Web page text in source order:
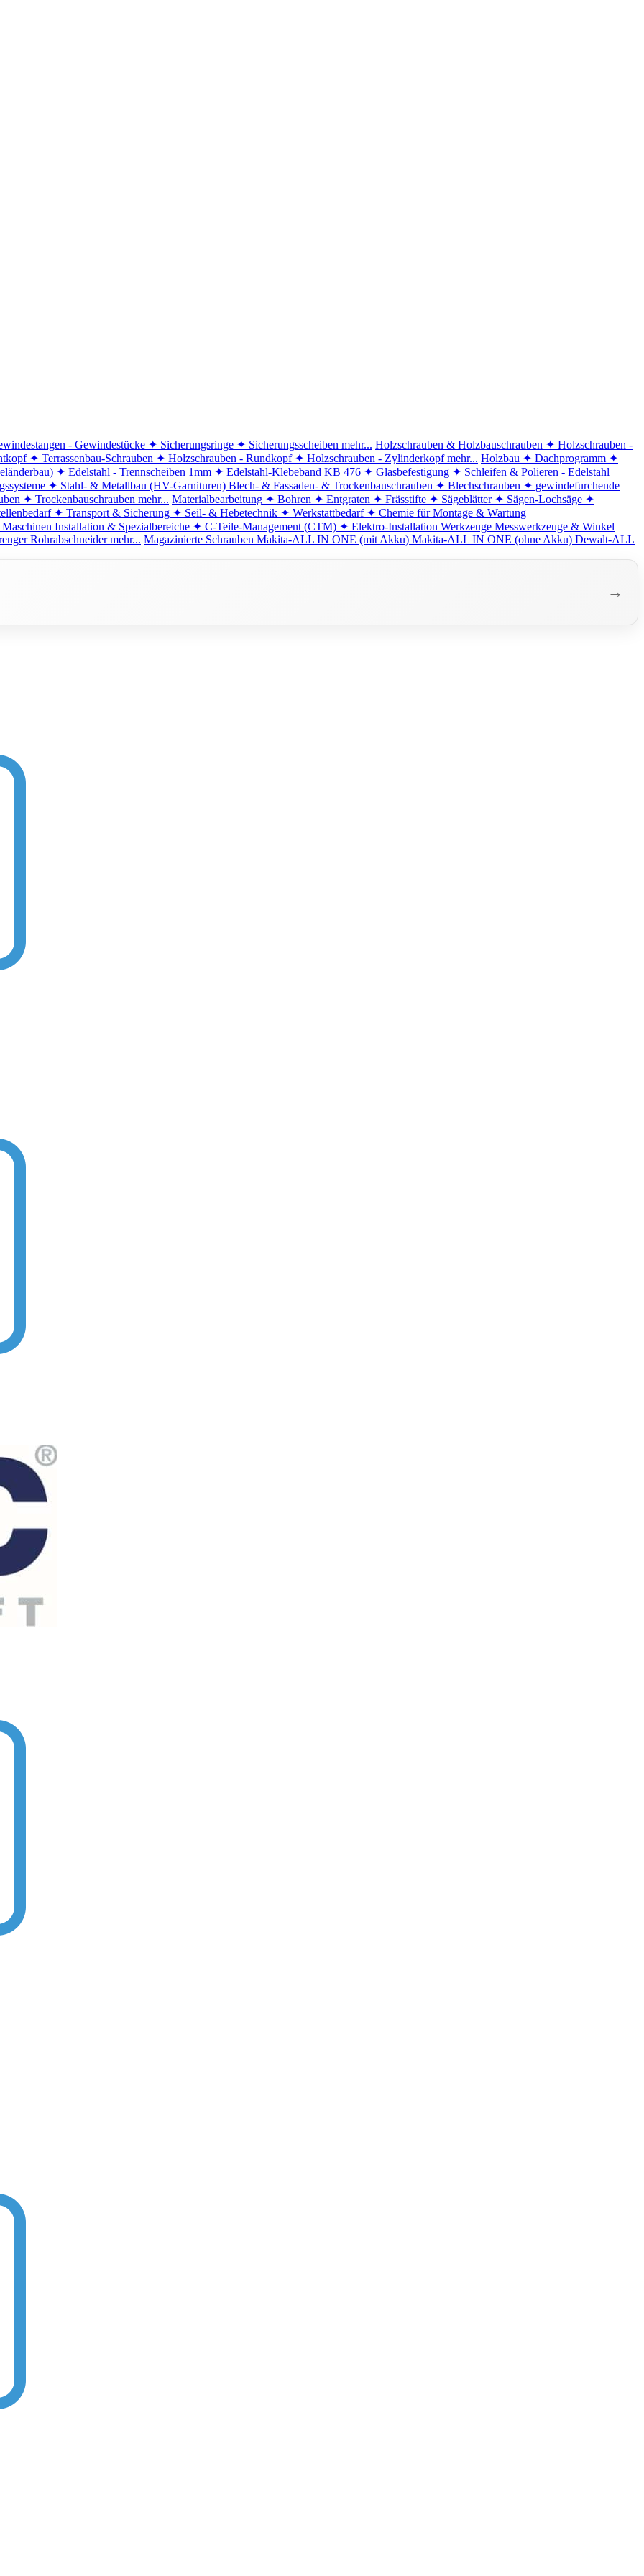
- Gewindestücke ✦ Sicherungsringe ✦ Sicherungsscheiben mehr... Holzschrauben & Holzbauschrauben ✦ Holzschrauben -
✦ Terrassenbau-Schrauben ✦ Holzschrauben - Rundkopf ✦ Holzschrauben - Zylinderkopf mehr... Holzbau ✦ Dachprogramm ✦
✦ Edelstahl - Trennscheiben 1mm ✦ Edelstahl-Klebeband KB 476 ✦ Glasbefestigung ✦ Schleifen & Polieren - Edelstahl
✦ Stahl- & Metallbau (HV-Garnituren) Blech- & Fassaden- & Trockenbauschrauben ✦ Blechschrauben ✦ gewindefurchende
✦ Trockenbauschrauben mehr... Materialbearbeitung ✦ Bohren ✦ Entgraten ✦ Frässtifte ✦ Sägeblätter ✦ Sägen-Lochsäge ✦
✦ Transport & Sicherung ✦ Seil- & Hebetechnik ✦ Werkstattbedarf ✦ Chemie für Montage & Wartung
Installation & Spezialbereiche ✦ C-Teile-Management (CTM) ✦ Elektro-Installation Werkzeuge Messwerkzeuge & Winkel
Rohrabschneider mehr... Magazinierte Schrauben Makita-ALL IN ONE (mit Akku) Makita-ALL IN ONE (ohne Akku) Dewalt-ALL
→